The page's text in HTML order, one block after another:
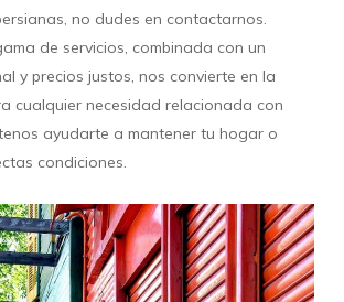
no dudes en contactarnos.
de servicios, combinada con un
y precios justos, nos convierte en la
cualquier necesidad relacionada con
ayudarte a mantener tu hogar o
condiciones.